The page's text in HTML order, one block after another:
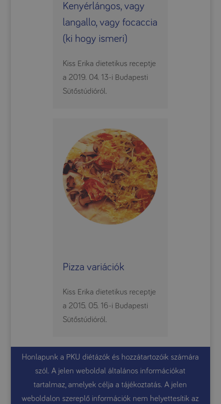
Kenyérlángos, vagy
langallo, vagy focaccia
(ki hogy ismeri)
Kiss Erika dietetikus receptje
a 2019. 04. 13-i Budapesti
Sütőstúdióról.
Pizza variációk
Kiss Erika dietetikus receptje
a 2015. 05. 16-i Budapesti
Sütőstúdióról.
Honlapunk a PKU diétázók és hozzátartozóik számára
szól. A jelen weboldal általános információkat
tartalmaz, amelyek célja a tájékoztatás. A jelen
weboldalon szereplő információk nem helyettesítik az